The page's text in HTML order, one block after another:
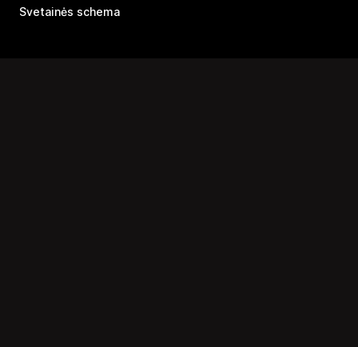
Svetainės schema